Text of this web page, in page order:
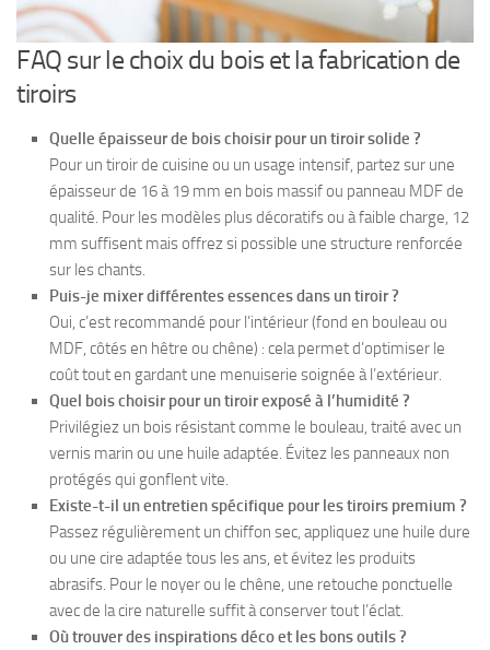
FAQ sur le choix du bois et la fabrication de
tiroirs
Quelle épaisseur de bois choisir pour un tiroir solide ?
Pour un tiroir de cuisine ou un usage intensif, partez sur une
épaisseur de 16 à 19 mm en bois massif ou panneau MDF de
qualité. Pour les modèles plus décoratifs ou à faible charge, 12
mm suffisent mais offrez si possible une structure renforcée
sur les chants.
Puis-je mixer différentes essences dans un tiroir ?
Oui, c’est recommandé pour l’intérieur (fond en bouleau ou
MDF, côtés en hêtre ou chêne) : cela permet d’optimiser le
coût tout en gardant une menuiserie soignée à l’extérieur.
Quel bois choisir pour un tiroir exposé à l’humidité ?
Privilégiez un bois résistant comme le bouleau, traité avec un
vernis marin ou une huile adaptée. Évitez les panneaux non
protégés qui gonflent vite.
Existe-t-il un entretien spécifique pour les tiroirs premium ?
Passez régulièrement un chiffon sec, appliquez une huile dure
ou une cire adaptée tous les ans, et évitez les produits
abrasifs. Pour le noyer ou le chêne, une retouche ponctuelle
avec de la cire naturelle suffit à conserver tout l’éclat.
Où trouver des inspirations déco et les bons outils ?